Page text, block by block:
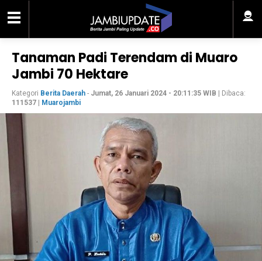
Tanaman Padi Terendam di Muaro
Jambi 70 Hektare
Kategori Berita Daerah - Jumat, 26 Januari 2024 - 20:11:35 WIB | Dibaca:
111537
Muarojambi